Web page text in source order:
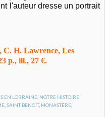
l'auteur dresse un portrait
C. H. Lawrence, Les
p., ill., 27 €.
EN LORRAINE, NOTRE HISTOIRE
,SAINT BENOÎT, MONASTÈRE